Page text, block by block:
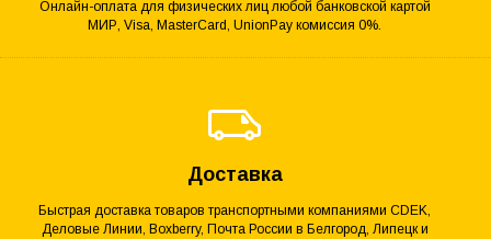
Онлайн-оплата для физических лиц любой банковской картой
МИР, Visa, MasterCard, UnionPay комиссия 0%.
Доставка
Быстрая доставка товаров транспортными компаниями CDEK,
Деловые Линии, Boxberry, Почта России в Белгород, Липецк и